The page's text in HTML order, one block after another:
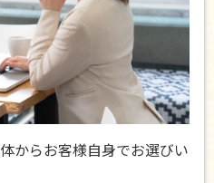
からお客様自身でお選びい